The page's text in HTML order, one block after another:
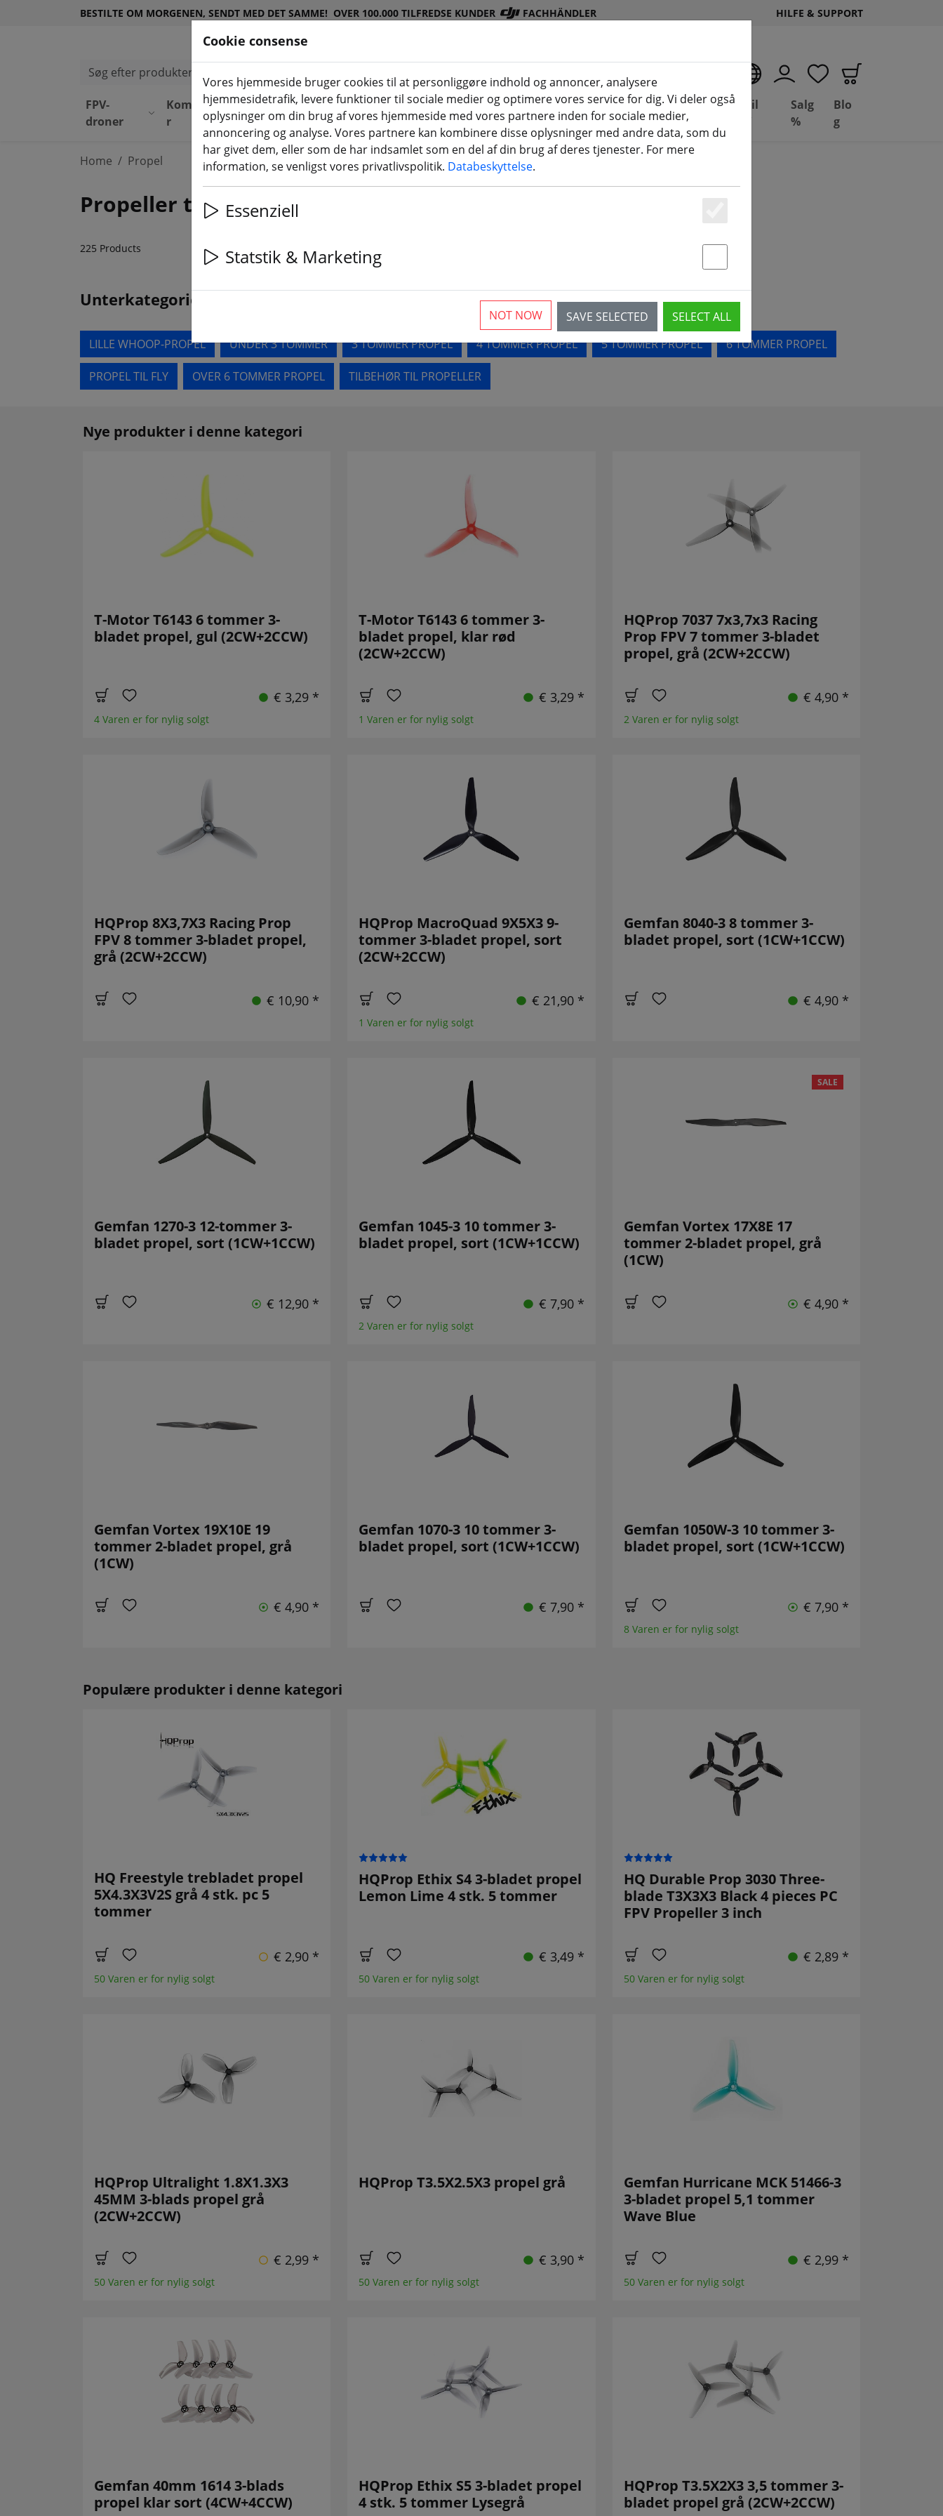
BESTILTE OM MORGENEN, SENDT MED DET SAMME! OVER 100.000 TILFREDSE KUNDER FACHHÄNDLER HILFE & SUPPORT
Søg efter produkter
FPV-
droner
Komponente
r
Udsty
DJI-
butik
Batterie
r
Prope
l(aktuelle Seite)
Tilbehø
r
3D-
printning
Deal
Depot
Basil
Salg
%
Blo
g
Home Propel
Propeller til multicoptere, racerkoptere og flyvemaskiner
225 Products
Unterkategorien
LILLE WHOOP-PROPEL UNDER 3 TOMMER 3 TOMMER PROPEL 4 TOMMER PROPEL 5 TOMMER PROPEL 6 TOMMER PROPEL
PROPEL TIL FLY OVER 6 TOMMER PROPEL TILBEHØR TIL PROPELLER
Nye produkter i denne kategori
T-Motor T6143 6 tommer 3-
bladet propel, gul (2CW+2CCW)
€ 3,29 *
4 Varen er for nylig solgt
T-Motor T6143 6 tommer 3-
bladet propel, klar rød
(2CW+2CCW)
€ 3,29 *
1 Varen er for nylig solgt
HQProp 7037 7x3,7x3 Racing
Prop FPV 7 tommer 3-bladet
propel, grå (2CW+2CCW)
€ 4,90 *
2 Varen er for nylig solgt
HQProp 8X3,7X3 Racing Prop
FPV 8 tommer 3-bladet propel,
grå (2CW+2CCW)
€ 10,90 *
HQProp MacroQuad 9X5X3 9-
tommer 3-bladet propel, sort
(2CW+2CCW)
€ 21,90 *
1 Varen er for nylig solgt
Gemfan 8040-3 8 tommer 3-
bladet propel, sort (1CW+1CCW)
€ 4,90 *
Gemfan 1270-3 12-tommer 3-
bladet propel, sort (1CW+1CCW)
€ 12,90 *
Gemfan 1045-3 10 tommer 3-
bladet propel, sort (1CW+1CCW)
€ 7,90 *
2 Varen er for nylig solgt
SALE
Gemfan Vortex 17X8E 17
tommer 2-bladet propel, grå
(1CW)
€ 4,90 *
Gemfan Vortex 19X10E 19
tommer 2-bladet propel, grå
(1CW)
€ 4,90 *
Gemfan 1070-3 10 tommer 3-
bladet propel, sort (1CW+1CCW)
€ 7,90 *
Gemfan 1050W-3 10 tommer 3-
bladet propel, sort (1CW+1CCW)
€ 7,90 *
8 Varen er for nylig solgt
Populære produkter i denne kategori
HQ Freestyle trebladet propel
5X4.3X3V2S grå 4 stk. pc 5
tommer
€ 2,90 *
50 Varen er for nylig solgt
HQProp Ethix S4 3-bladet propel
Lemon Lime 4 stk. 5 tommer
€ 3,49 *
50 Varen er for nylig solgt
HQ Durable Prop 3030 Three-
blade T3X3X3 Black 4 pieces PC
FPV Propeller 3 inch
€ 2,89 *
50 Varen er for nylig solgt
HQProp Ultralight 1.8X1.3X3
45MM 3-blads propel grå
(2CW+2CCW)
€ 2,99 *
50 Varen er for nylig solgt
HQProp T3.5X2.5X3 propel grå
€ 3,90 *
50 Varen er for nylig solgt
Gemfan Hurricane MCK 51466-3
3-bladet propel 5,1 tommer
Wave Blue
€ 2,99 *
50 Varen er for nylig solgt
Gemfan 40mm 1614 3-blads
propel klar sort (4CW+4CCW)
HQProp Ethix S5 3-bladet propel
4 stk. 5 tommer Lysegrå
HQProp T3.5X2X3 3,5 tommer 3-
bladet propel grå (2CW+2CCW)
Cookie consense
Vores hjemmeside bruger cookies til at personliggøre indhold og annoncer, analysere
hjemmesidetrafik, levere funktioner til sociale medier og optimere vores service for dig. Vi deler også
oplysninger om din brug af vores hjemmeside med vores partnere inden for sociale medier,
annoncering og analyse. Vores partnere kan kombinere disse oplysninger med andre data, som du
har givet dem, eller som de har indsamlet som en del af din brug af deres tjenester. For mere
information, se venligst vores privatlivspolitik. Databeskyttelse.
Essenziell
Statstik & Marketing
SAVE SELECTED SELECT ALL
NOT NOW